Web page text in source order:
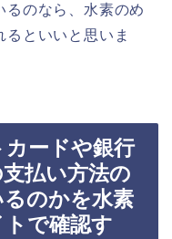
るのなら、水素のめ
るといいと思いま
カードや銀行
払い方法の
のかを水素
で確認す